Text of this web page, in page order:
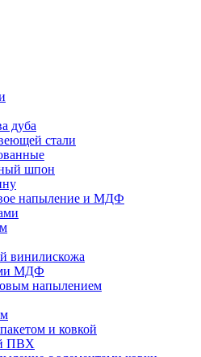
дуба
стали
шпон
напыление и МДФ
винилискожа
МДФ
напылением
и ковкой
ПВХ